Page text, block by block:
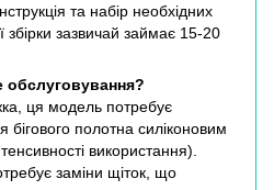
та набір необхідних
збірки зазвичай займає 15-20
обслуговування?
ця модель потребує
полотна силіконовим
використання).
заміни щіток, що